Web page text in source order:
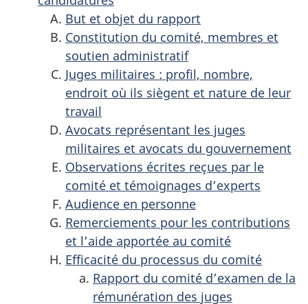
But et objet du rapport
Constitution du comité, membres et
soutien administratif
Juges militaires : profil, nombre,
endroit où ils siègent et nature de leur
travail
Avocats représentant les juges
militaires et avocats du gouvernement
Observations écrites reçues par le
comité et témoignages d’experts
Audience en personne
Remerciements pour les contributions
et l’aide apportée au comité
Efficacité du processus du comité
Rapport du comité d’examen de la
rémunération des juges